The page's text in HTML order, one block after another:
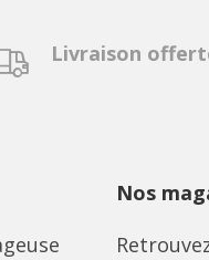
Livraison
Nos